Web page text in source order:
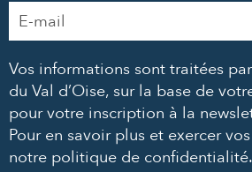
Adresse
e-
*
Vos informations sont traitées
du Val d’Oise, sur la base de
pour votre inscription à la
Pour en savoir plus et exercer
notre politique de confidentialité.